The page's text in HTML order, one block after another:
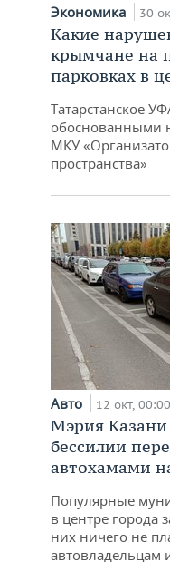
Экономика 30
Какие
крымчане на
парковках в
Татарстанское
обоснованными
МКУ
пространства»
Авто 12 окт, 00:00
Мэрия Казани
бессилии
автохамами
Популярные
в центре города
них ничего не
автовладельцам